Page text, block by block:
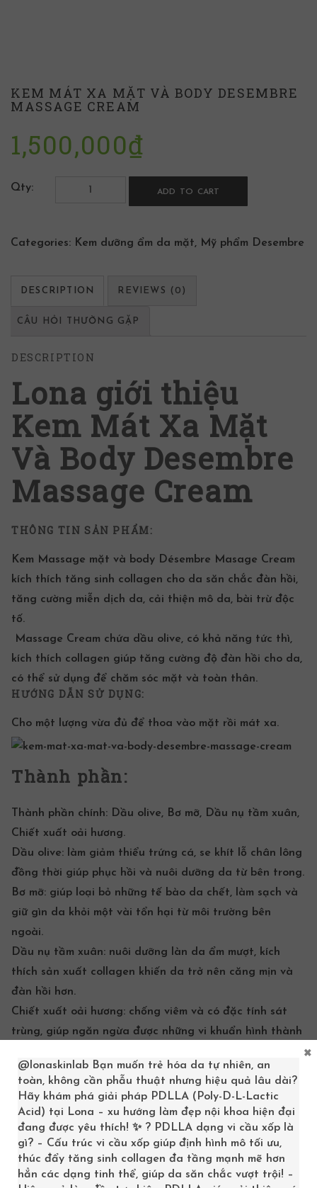
KEM MÁT XA MẶT VÀ BODY DESEMBRE
MASSAGE CREAM
1,500,000₫
Qty: ADD TO CART
Categories: Kem dưỡng ẩm da mặt, Mỹ phẩm Desembre
DESCRIPTION REVIEWS (0)
CÂU HỎI THƯỜNG GẶP
DESCRIPTION
Lona giới thiệu
Kem Mát Xa Mặt
Và Body Desembre
Massage Cream
THÔNG TIN SẢN PHẨM:
Kem Massage mặt và body Désembre Masage Cream
kích thích tăng sinh collagen cho da săn chắc đàn hồi,
tăng cường miễn dịch da, cải thiện mô da, bài trừ độc
tố.
Massage Cream chứa dầu olive, có khả năng tức thì,
kích thích collagen giúp tăng cường độ đàn hồi cho da,
có thể sử dụng để chăm sóc mặt và toàn thân.
HƯỚNG DẪN SỬ DỤNG:
Cho một lượng vừa đủ để thoa vào mặt rồi mát xa.
Thành phần:
Thành phần chính: Dầu olive, Bơ mỡ, Dầu nụ tầm xuân,
Chiết xuất oải hương.
Dầu olive: làm giảm thiểu trứng cá, se khít lỗ chân lông
đồng thời giúp phục hồi và nuôi dưỡng da từ bên trong.
Bơ mỡ: giúp loại bỏ những tế bào da chết, làm sạch và
giữ gìn da khỏi một vài tổn hại từ môi trường bên
ngoài.
Dầu nụ tầm xuân: nuôi dưỡng làn da ẩm mượt, kích
thích sản xuất collagen khiến da trở nên căng mịn và
đàn hồi hơn.
Chiết xuất oải hương: chống viêm và có đặc tính sát
trùng, giúp ngăn ngừa được những vi khuẩn hình thành
Công dụng:
Tăng độ đàn hồi, cung cấp dưỡng chất.
Tăng cường miễn dịch da, Cải thiện mô da.
Bài trừ độc tố, giúp da mềm mịn, láng bóng.
Thúc đẩy quá trình trao đổi chất, giúp da trắng sáng.
@lonaskinlab Bạn muốn trẻ hóa da tự nhiên, an
toàn, không cần phẫu thuật nhưng hiệu quả lâu dài?
Hãy khám phá giải pháp PDLLA (Poly-D-L-Lactic
Acid) tại Lona – xu hướng làm đẹp nội khoa hiện đại
đang được yêu thích! ✨ ? PDLLA dạng vi cầu xốp là
gì? – Cấu trúc vi cầu xốp giúp định hình mô tối ưu,
thúc đẩy tăng sinh collagen đa tầng mạnh mẽ hơn
hẳn các dạng tinh thể, giúp da săn chắc vượt trội! –
×